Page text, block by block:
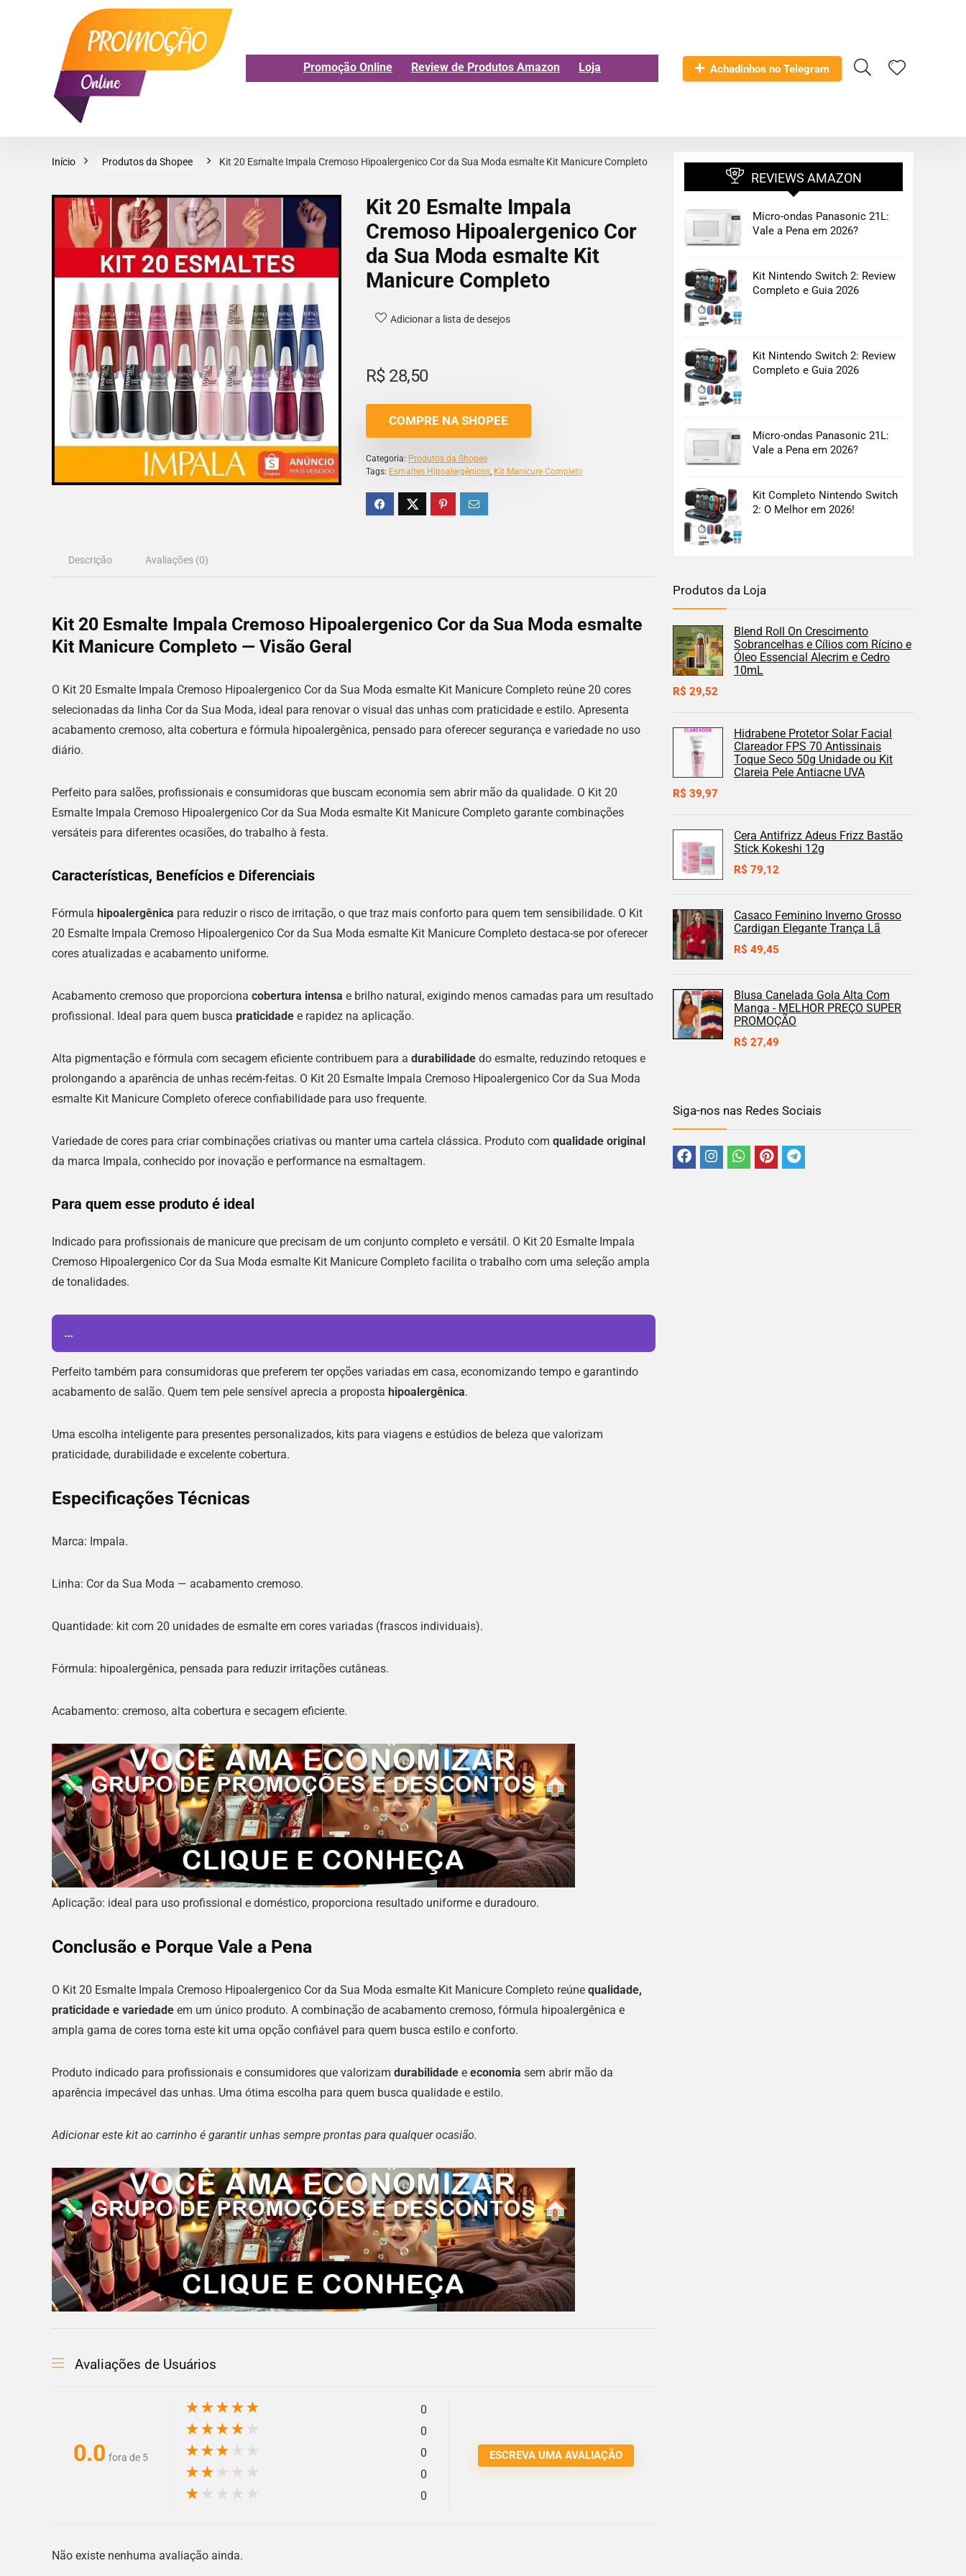
Promoção Online Review de Produtos Amazon Loja Achadinhos no Telegram
Início Produtos da Shopee Kit 20 Esmalte Impala Cremoso Hipoalergenico Cor da Sua Moda esmalte Kit Manicure Completo
Kit 20 Esmalte Impala
Cremoso Hipoalergenico Cor
da Sua Moda esmalte Kit
Manicure Completo
Adicionar a lista de desejos
R$28,50
COMPRE NA SHOPEE
Categoria: Produtos da Shopee
Tags: Esmaltes Hipoalergênicos, Kit Manicure Completo
Descrição Avaliações (0)
Kit 20 Esmalte Impala Cremoso Hipoalergenico Cor da Sua Moda esmalte
Kit Manicure Completo — Visão Geral
O Kit 20 Esmalte Impala Cremoso Hipoalergenico Cor da Sua Moda esmalte Kit Manicure Completo reúne 20 cores
selecionadas da linha Cor da Sua Moda, ideal para renovar o visual das unhas com praticidade e estilo. Apresenta
acabamento cremoso, alta cobertura e fórmula hipoalergênica, pensado para oferecer segurança e variedade no uso
diário.
Perfeito para salões, profissionais e consumidoras que buscam economia sem abrir mão da qualidade. O Kit 20
Esmalte Impala Cremoso Hipoalergenico Cor da Sua Moda esmalte Kit Manicure Completo garante combinações
versáteis para diferentes ocasiões, do trabalho à festa.
Características, Benefícios e Diferenciais
Fórmula hipoalergênica para reduzir o risco de irritação, o que traz mais conforto para quem tem sensibilidade. O Kit
20 Esmalte Impala Cremoso Hipoalergenico Cor da Sua Moda esmalte Kit Manicure Completo destaca-se por oferecer
cores atualizadas e acabamento uniforme.
Acabamento cremoso que proporciona cobertura intensa e brilho natural, exigindo menos camadas para um resultado
profissional. Ideal para quem busca praticidade e rapidez na aplicação.
Alta pigmentação e fórmula com secagem eficiente contribuem para a durabilidade do esmalte, reduzindo retoques e
prolongando a aparência de unhas recém-feitas. O Kit 20 Esmalte Impala Cremoso Hipoalergenico Cor da Sua Moda
esmalte Kit Manicure Completo oferece confiabilidade para uso frequente.
Variedade de cores para criar combinações criativas ou manter uma cartela clássica. Produto com qualidade original
da marca Impala, conhecido por inovação e performance na esmaltagem.
Para quem esse produto é ideal
Indicado para profissionais de manicure que precisam de um conjunto completo e versátil. O Kit 20 Esmalte Impala
Cremoso Hipoalergenico Cor da Sua Moda esmalte Kit Manicure Completo facilita o trabalho com uma seleção ampla
de tonalidades.
...
Perfeito também para consumidoras que preferem ter opções variadas em casa, economizando tempo e garantindo
acabamento de salão. Quem tem pele sensível aprecia a proposta hipoalergênica.
Uma escolha inteligente para presentes personalizados, kits para viagens e estúdios de beleza que valorizam
praticidade, durabilidade e excelente cobertura.
Especificações Técnicas
Marca: Impala.
Linha: Cor da Sua Moda — acabamento cremoso.
Quantidade: kit com 20 unidades de esmalte em cores variadas (frascos individuais).
Fórmula: hipoalergênica, pensada para reduzir irritações cutâneas.
Acabamento: cremoso, alta cobertura e secagem eficiente.
Aplicação: ideal para uso profissional e doméstico, proporciona resultado uniforme e duradouro.
Conclusão e Porque Vale a Pena
O Kit 20 Esmalte Impala Cremoso Hipoalergenico Cor da Sua Moda esmalte Kit Manicure Completo reúne qualidade,
praticidade e variedade em um único produto. A combinação de acabamento cremoso, fórmula hipoalergênica e
ampla gama de cores torna este kit uma opção confiável para quem busca estilo e conforto.
Produto indicado para profissionais e consumidores que valorizam durabilidade e economia sem abrir mão da
aparência impecável das unhas. Uma ótima escolha para quem busca qualidade e estilo.
Adicionar este kit ao carrinho é garantir unhas sempre prontas para qualquer ocasião.
Avaliações de Usuários
0.0 fora de 5
★★★★★ 0
★★★★ ★ 0
★★★ ★ ★ 0
★★ ★ ★ ★ 0
★ ★ ★ ★ ★ 0
ESCREVA UMA AVALIAÇÃO
Não existe nenhuma avaliação ainda.
REVIEWS AMAZON
Micro-ondas Panasonic 21L:
Vale a Pena em 2026?
Kit Nintendo Switch 2: Review
Completo e Guia 2026
Kit Nintendo Switch 2: Review
Completo e Guia 2026
Micro-ondas Panasonic 21L:
Vale a Pena em 2026?
Kit Completo Nintendo Switch
2: O Melhor em 2026!
Produtos da Loja
Blend Roll On Crescimento
Sobrancelhas e Cílios com Rícino e
Óleo Essencial Alecrim e Cedro
10mL
R$ 29,52
Hidrabene Protetor Solar Facial
Clareador FPS 70 Antissinais
Toque Seco 50g Unidade ou Kit
Clareia Pele Antiacne UVA
R$ 39,97
Cera Antifrizz Adeus Frizz Bastão
Stick Kokeshi 12g
R$ 79,12
Casaco Feminino Inverno Grosso
Cardigan Elegante Trança Lã
R$ 49,45
Blusa Canelada Gola Alta Com
Manga - MELHOR PREÇO SUPER
PROMOÇÃO
R$ 27,49
Siga-nos nas Redes Sociais